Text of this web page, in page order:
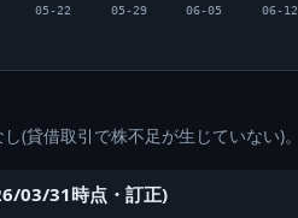
05-22 05-29 06-05 06-12
(貸借取引で株不足が生じていない)。
03/31時点・訂正)